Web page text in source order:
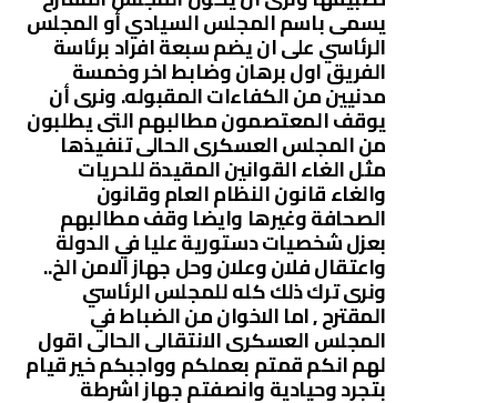
يسمى باسم المجلس السيادي أو المجلس
الرئاسي على ان يضم سبعة افراد برئاسة
الفريق اول برهان وضابط اخر وخمسة
مدنيين من الكفاءات المقبوله. ونرى أن
يوقف المعتصمون مطالبهم التى يطلبون
من المجلس العسكرى الحالى تنفيذها
مثل الغاء القوانين المقيدة للحريات
والغاء قانون النظام العام وقانون
الصحافة وغيرها وايضا وقف مطالبهم
بعزل شخصيات دستورية عليا في الدولة
واعتقال فلان وعلان وحل جهاز الامن الخ..
ونرى ترك ذلك كله للمجلس الرئاسي
المقترح , اما الاخوان من الضباط في
المجلس العسكرى الانتقالى الحالى اقول
لهم انكم قمتم بعملكم وواجبكم خير قيام
بتجرد وحيادية وانصفتم جهاز اشرطة